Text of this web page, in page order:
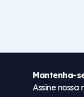
Mantenha-
Assine